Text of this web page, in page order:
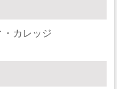
・カレッジ